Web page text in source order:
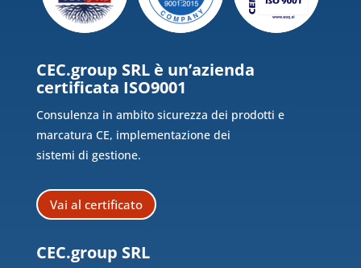
CEC.group SRL è un’azienda
certificata ISO9001
Consulenza in ambito sicurezza dei prodotti e
marcatura CE, implementazione dei
sistemi di gestione.
Vai al certificato
CEC.group SRL